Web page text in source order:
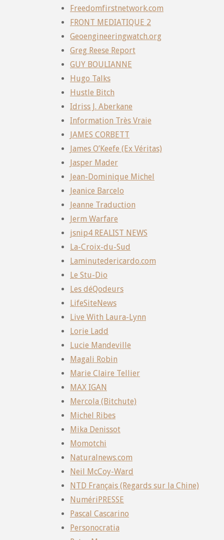
Freedomfirstnetwork.com
FRONT MEDIATIQUE 2
Geoengineeringwatch.org
Greg Reese Report
GUY BOULIANNE
Hugo Talks
Hustle Bitch
Idriss J. Aberkane
Information Très Vraie
JAMES CORBETT
James O’Keefe (Ex Véritas)
Jasper Mader
Jean-Dominique Michel
Jeanice Barcelo
Jeanne Traduction
Jerm Warfare
jsnip4 REALIST NEWS
La-Croix-du-Sud
Laminutedericardo.com
Le Stu-Dio
Les déQodeurs
LifeSiteNews
Live With Laura-Lynn
Lorie Ladd
Lucie Mandeville
Magali Robin
Marie Claire Tellier
MAX IGAN
Mercola (Bitchute)
Michel Ribes
Mika Denissot
Momotchi
Naturalnews.com
Neil McCoy-Ward
NTD Français (Regards sur la Chine)
NumériPRESSE
Pascal Cascarino
Personocratia